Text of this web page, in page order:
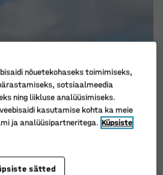
nõuetekohaseks toimimiseks,
sotsiaalmeedia
ning liikluse analüüsimiseks.
kasutamise kohta ka meie
ja analüüsipartneritega. Küpsiste
sätted